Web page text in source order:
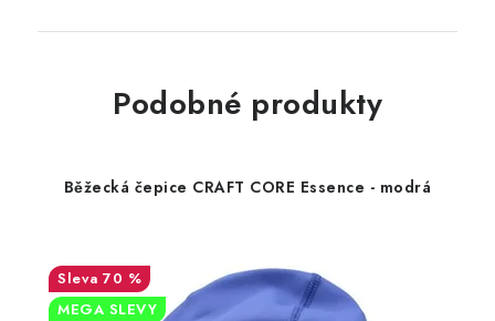
Podobné produkty
Běžecká čepice CRAFT CORE Essence - modrá
70 %
MEGA SLEVY